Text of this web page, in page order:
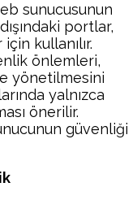
sunucusunun
portlar,
kullanılır.
önlemleri,
yönetilmesini
yalnızca
önerilir.
güvenliği